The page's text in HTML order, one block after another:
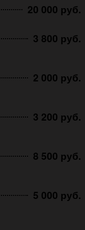
20 000 руб.
3 800 руб.
2 000 руб.
3 200 руб.
8 500 руб.
5 000 руб.